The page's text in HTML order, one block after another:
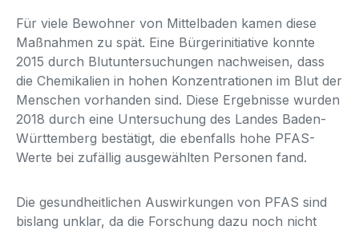
Für viele Bewohner von Mittelbaden kamen diese
Maßnahmen zu spät. Eine Bürgerinitiative konnte
2015 durch Blutuntersuchungen nachweisen, dass
die Chemikalien in hohen Konzentrationen im Blut der
Menschen vorhanden sind. Diese Ergebnisse wurden
2018 durch eine Untersuchung des Landes Baden-
Württemberg bestätigt, die ebenfalls hohe PFAS-
Werte bei zufällig ausgewählten Personen fand.
Die gesundheitlichen Auswirkungen von PFAS sind
bislang unklar, da die Forschung dazu noch nicht